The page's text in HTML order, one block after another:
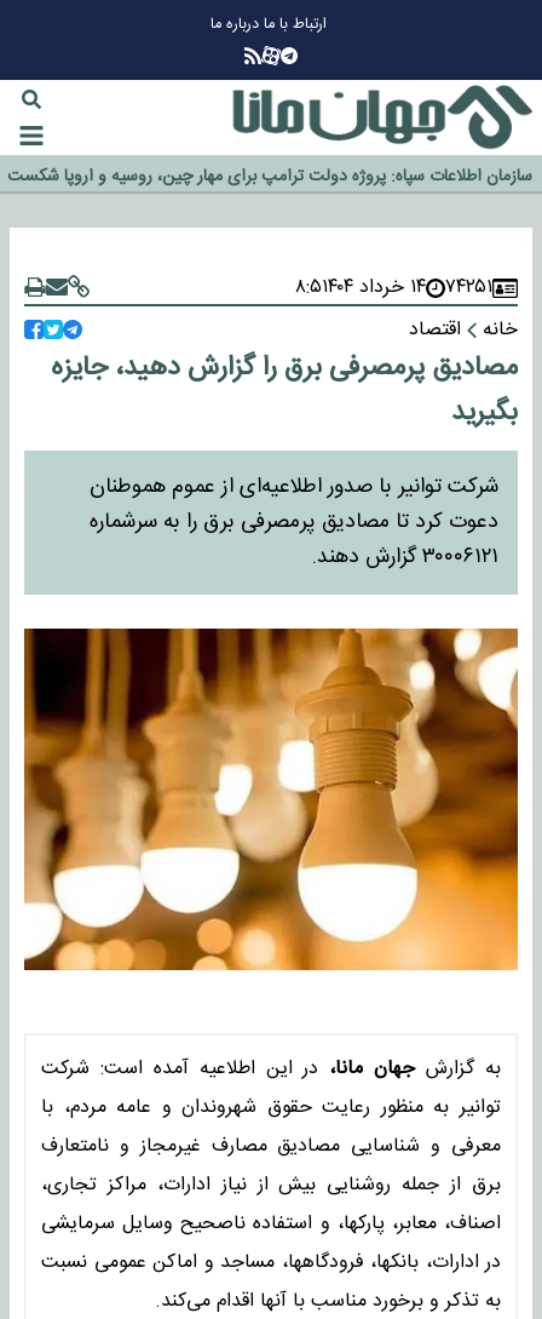
ارتباط با مادرباره ما
گزینه جدایی اوسمار روی میز مدیران پرسپولیس
آیا رئیس جمهور آمریکا قانون را دور می‌زند؟
اخراج رسمی چهره نامدار از پرسپولیس
سازمان اطلاعات سپاه: پروژه دولت ترامپ برای مهار چین، روسیه و اروپا شکست
خورد
۷۴۲۵۱ ۱۴ خرداد ۱۴۰۴
۸:۵
خانه
اقتصاد
مصادیق پرمصرفی برق را گزارش دهید، جایزه
بگیرید
شرکت توانیر با صدور اطلاعیه‌ای از عموم هموطنان
دعوت کرد تا مصادیق پرمصرفی برق را به سرشماره
۳۰۰۰۶۱۲۱ گزارش دهند.
به گزارشجهان مانا، در این اطلاعیه آمده است: شرکت
توانیر به منظور رعایت حقوق شهروندان و عامه مردم، با
معرفی و شناسایی مصادیق مصارف غیرمجاز و نامتعارف
برق از جمله روشنایی بیش از نیاز ادارات، مراکز تجاری،
اصناف، معابر، پارکها، و استفاده ناصحیح وسایل سرمایشی
در ادارات، بانکها، فرودگاهها، مساجد و اماکن عمومی نسبت
به تذکر و برخورد مناسب با آنها اقدام می‌کند.